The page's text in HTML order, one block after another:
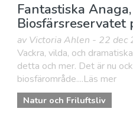
Fantastiska
Biosfärsreservatet
av Victoria Ahlen - 22 dec
Vackra, vilda, och
detta och mer. Det är nu
biosfärområde....Läs mer
Natur och Friluftsliv